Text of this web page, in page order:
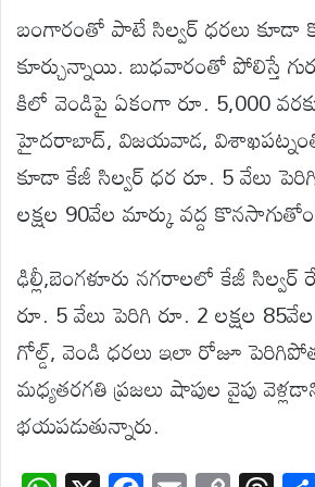
బంగారంతో పాటే సిల్వర్ ధరలు కూడా
కూర్చున్నాయి. బుధవారంతో పోలిస్తే
కిలో వెండిపై ఏకంగా రూ. 5,000
హైదరాబాద్, విజయవాడ,
కూడా కేజీ సిల్వర్ ధర రూ. 5 వేలు పెరిగి
లక్షల 90వేల మార్కు వద్ద
ఢిల్లీ,బెంగళూరు నగరాలలో కేజీ సిల్వర్
రూ. 5 వేలు పెరిగి రూ. 2 లక్షల 85వేల
గోల్డ్, వెండి ధరలు ఇలా రోజూ
మధ్యతరగతి ప్రజలు షాపుల వైపు
భయపడుతున్నారు.